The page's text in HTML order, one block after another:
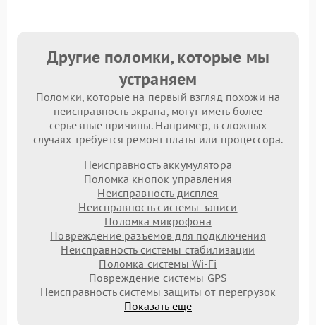
Другие поломки, которые мы
устраняем
Поломки, которые на первый взгляд похожи на
неисправность экрана, могут иметь более
серьезные причины. Например, в сложных
случаях требуется ремонт платы или процессора.
Неисправность аккумулятора
Поломка кнопок управления
Неисправность дисплея
Неисправность системы записи
Поломка микрофона
Повреждение разъемов для подключения
Неисправность системы стабилизации
Поломка системы Wi-Fi
Повреждение системы GPS
Неисправность системы защиты от перегрузок
Показать еще